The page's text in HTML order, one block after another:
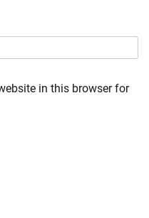
in this browser for